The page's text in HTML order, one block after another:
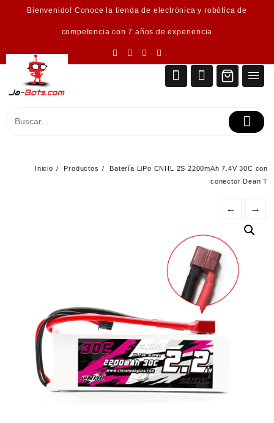
Bienvenido! Conoce la tienda de electrónica y robótica de
competencia con 7 años de experiencia
Inicio Productos
Batería LiPo CNHL 2S 2200mAh 7.4V 30C con
conector Dean T
← →